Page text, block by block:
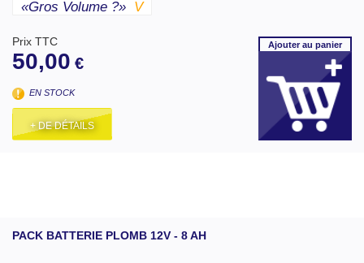
«gros Volume ?» V
Prix TTC
50,00 €
EN STOCK
+ DE DÉTAILS
Ajouterau panier
PACK BATTERIE PLOMB 12V - 8 AH